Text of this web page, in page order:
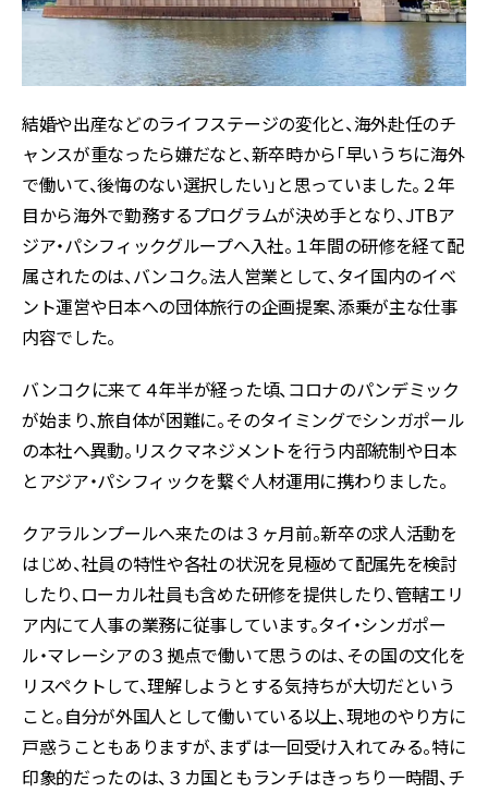
結婚や出産などのライフステージの変化と、海外赴任のチ
ャンスが重なったら嫌だなと、新卒時から「早いうちに海外
で働いて、後悔のない選択したい」と思っていました。２年
目から海外で勤務するプログラムが決め手となり、JTBア
ジア・パシフィックグループへ入社。１年間の研修を経て配
属されたのは、バンコク。法人営業として、タイ国内のイベ
ント運営や日本への団体旅行の企画提案、添乗が主な仕事
内容でした。
バンコクに来て４年半が経った頃、コロナのパンデミック
が始まり、旅自体が困難に。そのタイミングでシンガポール
の本社へ異動。リスクマネジメントを行う内部統制や日本
とアジア・パシフィックを繋ぐ人材運用に携わりました。
クアラルンプールへ来たのは３ヶ月前。新卒の求人活動を
はじめ、社員の特性や各社の状況を見極めて配属先を検討
したり、ローカル社員も含めた研修を提供したり、管轄エリ
ア内にて人事の業務に従事しています。タイ・シンガポー
ル・マレーシアの３拠点で働いて思うのは、その国の文化を
リスペクトして、理解しようとする気持ちが大切だという
こと。自分が外国人として働いている以上、現地のやり方に
戸惑うこともありますが、まずは一回受け入れてみる。特に
印象的だったのは、３カ国ともランチはきっちり一時間、チ